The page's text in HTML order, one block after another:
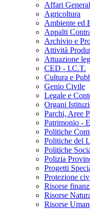
Affari
Agricoltura
Ambiente ed
Appalti
Archivio e
Attività
Attuazione
CED - I.C.T.
Cultura e
Genio Civile
Legale e
Organi
Parchi, Aree
Patrimonio -
Politiche
Politiche del
Politiche
Polizia
Progetti
Protezione
Risorse
Risorse
Risorse